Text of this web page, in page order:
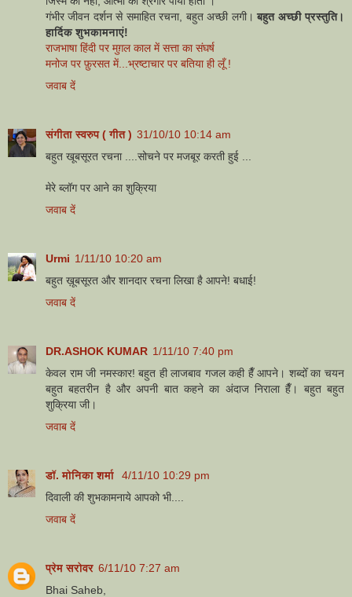
गंभीर जीवन दर्शन से समाहित रचना, बहुत अच्छी लगी।बहुत अच्छी प्रस्तुति।
हार्दिक शुभकामनाएं!
राजभाषा हिंदी पर मुग़ल काल में सत्ता का संघर्ष
मनोज पर फ़ुरसत में...भ्रष्‍टाचार पर बतिया ही लूँ !
जवाब दें
संगीता स्वरुप ( गीत ) 31/10/10 10:14 am
बहुत खूबसूरत रचना ....सोचने पर मजबूर करती हुई ...
मेरे ब्लॉग पर आने का शुक्रिया
जवाब दें
Urmi 1/11/10 10:20 am
बहुत ख़ूबसूरत और शानदार रचना लिखा है आपने! बधाई!
जवाब दें
DR.ASHOK KUMAR 1/11/10 7:40 pm
केवल राम जी नमस्कार! बहुत ही लाजबाव गजल कही हैँ आपने। शब्दोँ का चयन
बहुत बहतरीन है और अपनी बात कहने का अंदाज निराला हैँ। बहुत बहुत
शुक्रिया जी।
जवाब दें
डॉ. मोनिका शर्मा
4/11/10 10:29 pm
दिवाली की शुभकामनाये आपको भी....
जवाब दें
प्रेम सरोवर 6/11/10 7:27 am
Bhai Saheb,